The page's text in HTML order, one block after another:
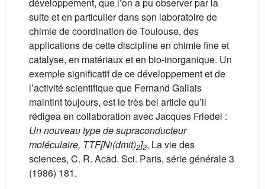
suite et en particulier dans son laboratoire de
chimie de coordination de Toulouse, des
applications de cette discipline en chimie fine et
catalyse, en matériaux et en bio-inorganique. Un
exemple significatif de ce développement et de
l’activité scientifique que Fernand Gallais
maintint toujours, est le très bel article qu’il
rédigea en collaboration avec Jacques Friedel :
Un nouveau type de supraconducteur
moléculaire, TTF[Ni(dmit)2]2, La vie des
sciences, C. R. Acad. Sci. Paris, série générale 3
(1986) 181.